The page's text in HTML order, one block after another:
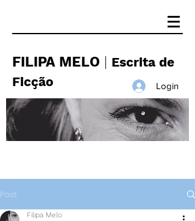
FILIPA MELO
Escrita de
Ficção
Login
Post
Filipa Melo